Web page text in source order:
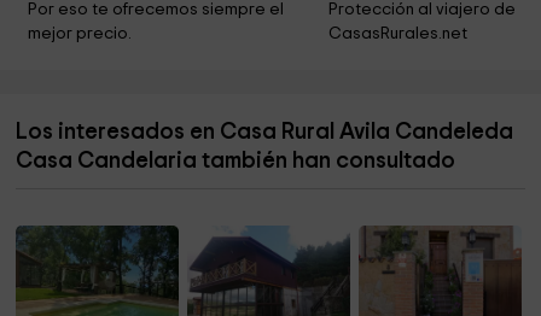
Museo Etnografico de Candeleda 3,4 km
Parroquia de Nuestra Señora de la Asunción 3,4 km
Por eso te ofrecemos siempre el
mejor precio.
Protección al viajero de
CasasRurales.net
Los interesados en Casa Rural Avila Candeleda
Casa Candelaria también han consultado